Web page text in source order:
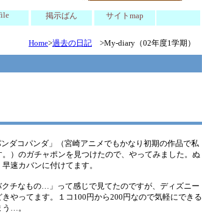
掲示ばん サイトmap
Home>過去の日記 >My-diary（02年度1学期）
ダコパンダ」（宮崎アニメでもかなり初期の作品で私
）のガチャポンを見つけたので、やってみました。ぬ
速カバンに付けてます。
チなもの…」って感じで見てたのですが、ディズニー
やってます。１コ100円から200円なので気軽にできる
…。